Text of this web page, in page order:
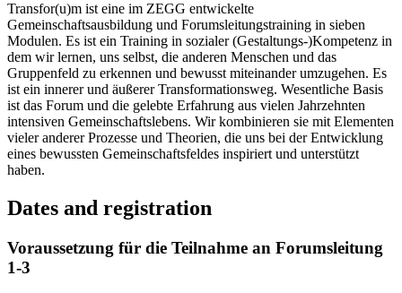
Transfor(u)m ist eine im ZEGG entwickelte
Gemeinschaftsausbildung und Forumsleitungstraining in sieben
Modulen. Es ist ein Training in sozialer (Gestaltungs-)Kompetenz in
dem wir lernen, uns selbst, die anderen Menschen und das
Gruppenfeld zu erkennen und bewusst miteinander umzugehen. Es
ist ein innerer und äußerer Transformationsweg. Wesentliche Basis
ist das Forum und die gelebte Erfahrung aus vielen Jahrzehnten
intensiven Gemeinschaftslebens. Wir kombinieren sie mit Elementen
vieler anderer Prozesse und Theorien, die uns bei der Entwicklung
eines bewussten Gemeinschaftsfeldes inspiriert und unterstützt
haben.
Dates and registration
Voraussetzung für die Teilnahme an Forumsleitung
1-3